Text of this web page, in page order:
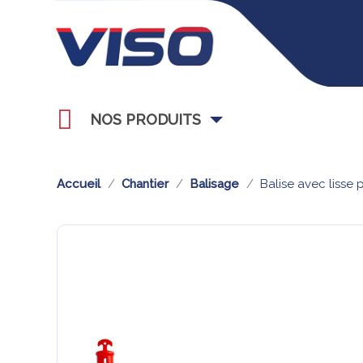
NOS PRODUITS
Accueil Chantier Balisage Balise avec lisse